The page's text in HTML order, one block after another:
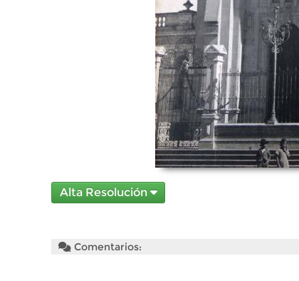
Alta Resolución
Comentarios: